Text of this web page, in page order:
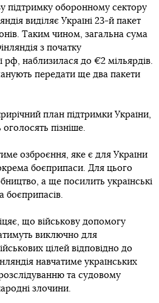
підтримку оборонному сектору
виділяє Україні 23-й пакет
Таким чином, загальна сума
з початку
рф, наблизилася до €2 мільярдів.
передати ще два пакети
план підтримки України,
пізніше.
озброєння, яке є для України
боєприпаси. Для цього
а ще посилить українські
боєприпасів.
що військову допомогу
виключно для
цілей відповідно до
навчатиме українських
та судовому
злочини.